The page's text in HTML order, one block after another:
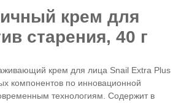
крем для
старения, 40 г
крем для лица Snail Extra Plus
компонентов по инновационной
технологиям. Содержит в